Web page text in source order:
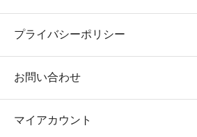
プライバシーポリシー
お問い合わせ
マイアカウント